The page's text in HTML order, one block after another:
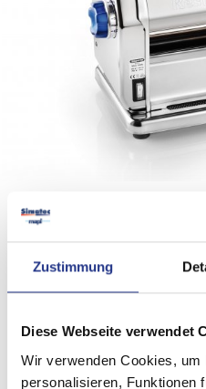
Zustimmung
Diese Webseite verwendet
Wir verwenden Cookies, um
personalisieren, Funktionen